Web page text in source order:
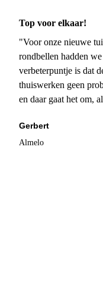
Top voor elkaar!
"Voor onze nieuwe
rondbellen hadden
verbeterpuntje is dat
thuiswerken geen
en daar gaat het om,
Gerbert
Almelo